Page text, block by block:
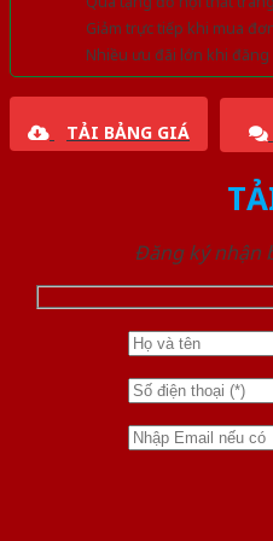
Giảm trực tiếp khi mua
Nhiều ưu đãi lớn khi
TẢI BẢNG GIÁ
Đăng ký nhận